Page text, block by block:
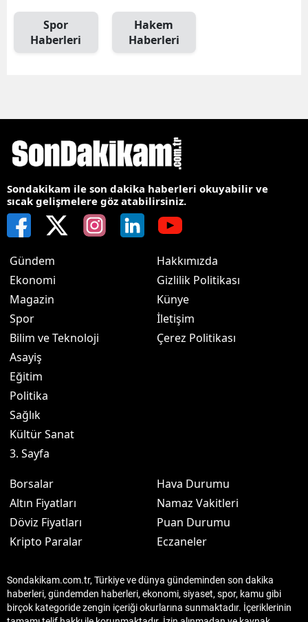
Spor
Haberleri
Hakem
Haberleri
Sondakikam ile son dakika haberleri okuyabilir ve
sıcak gelişmelere göz atabilirsiniz.
Gündem
Ekonomi
Magazin
Spor
Bilim ve Teknoloji
Asayiş
Eğitim
Politika
Sağlık
Kültür Sanat
3. Sayfa
Hakkımızda
Gizlilik Politikası
Künye
İletişim
Çerez Politikası
Borsalar
Altın Fiyatları
Döviz Fiyatları
Kripto Paralar
Hava Durumu
Namaz Vakitleri
Puan Durumu
Eczaneler
Sondakikam.com.tr, Türkiye ve dünya gündeminden son dakika
haberleri, gündemden haberleri, ekonomi, siyaset, spor, kamu gibi
birçok kategoride zengin içeriği okurlarına sunmaktadır. İçeriklerinin